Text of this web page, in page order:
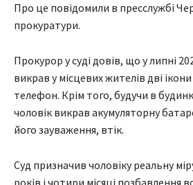
Про це повідомили в пресслужбі
прокуратури.
Прокурор у суді довів, що у липні
викрав у місцевих жителів дві
телефон. Крім того, будучи в
чоловік викрав акумуляторну
його зауваження, втік.
Суд призначив чоловіку реальну